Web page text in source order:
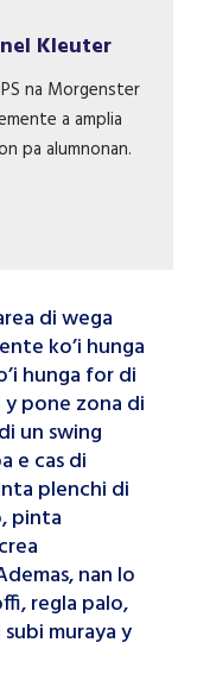
Kleuter
na Morgenster
a amplia
pa alumnonan.
di wega
ko’i hunga
hunga for di
pone zona di
un swing
e cas di
plenchi di
pinta
nan lo
regla palo,
muraya y